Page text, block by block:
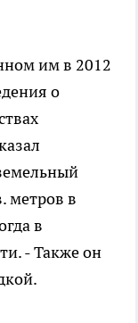
им в 2012
о
метров в
в
- Также он